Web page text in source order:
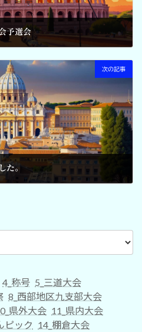
予選会
次の記事
た。
4_称号 5_三道大会
8_西部地区九支部大会
県外大会 11_県内大会
ピック 14_棚倉大会